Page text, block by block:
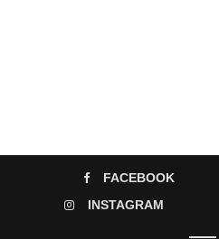
FACEBOOK
INSTAGRAM